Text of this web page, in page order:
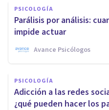
PSICOLOGÍA
Parálisis por análisis:
impide actuar
Avance Psicólogos
PSICOLOGÍA
Adicción a las redes
¿qué pueden hacer los